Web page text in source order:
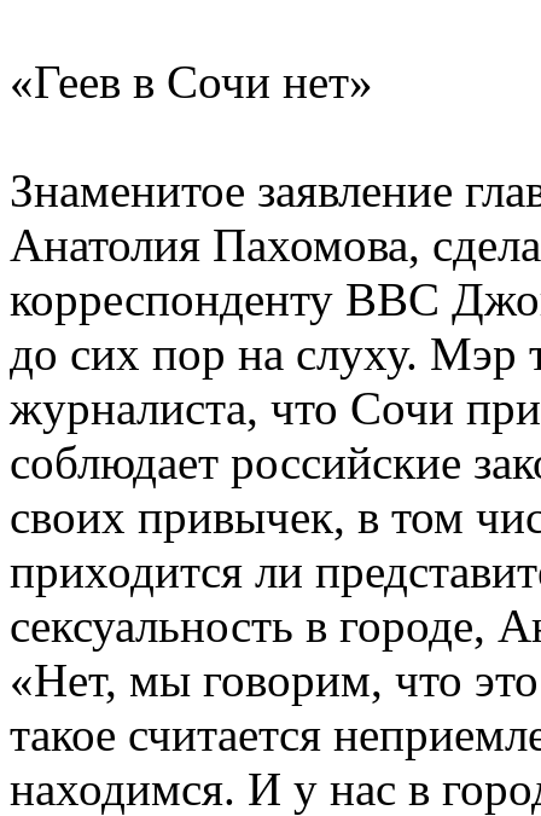
«Геев в Сочи нет»
Знаменитое заявление
Анатолия Пахомова,
корреспонденту BBC
до сих пор на слуху. Мэр
журналиста, что Сочи
соблюдает российские
своих привычек, в том
приходится ли
сексуальность в городе,
«Нет, мы говорим, что
такое считается
находимся. И у нас в